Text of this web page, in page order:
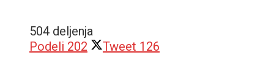
504 deljenja
Podeli 202 Tweet 126